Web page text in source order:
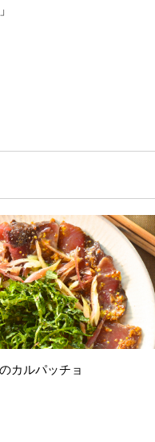
カルパッチョ